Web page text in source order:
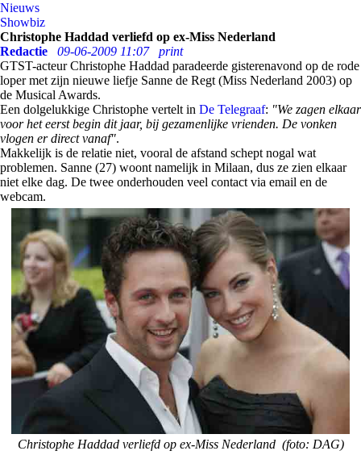
Nieuws
Showbiz
Christophe Haddad verliefd op ex-Miss Nederland
Redactie
09-06-2009 11:07
print
GTST-acteur Christophe Haddad paradeerde gisterenavond op de rode
loper met zijn nieuwe liefje Sanne de Regt (Miss Nederland 2003) op
de Musical Awards.
Een dolgelukkige Christophe vertelt in De Telegraaf: "We zagen elkaar
voor het eerst begin dit jaar, bij gezamenlijke vrienden. De vonken
vlogen er direct vanaf".
Makkelijk is de relatie niet, vooral de afstand schept nogal wat
problemen. Sanne (27) woont namelijk in Milaan, dus ze zien elkaar
niet elke dag. De twee onderhouden veel contact via email en de
webcam.
Christophe Haddad verliefd op ex-Miss Nederland (foto: DAG)